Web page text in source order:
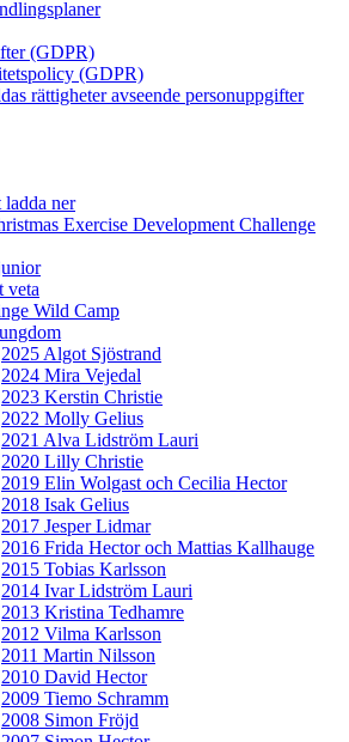
(GDPR)
(GDPR)
rättigheter avseende personuppgifter
ladda ner
Exercise Development Challenge
veta
Wild Camp
2025 Algot Sjöstrand
2024 Mira Vejedal
2023 Kerstin Christie
2022 Molly Gelius
2021 Alva Lidström Lauri
2020 Lilly Christie
2019 Elin Wolgast och Cecilia Hector
2018 Isak Gelius
2017 Jesper Lidmar
2016 Frida Hector och Mattias Kallhauge
2015 Tobias Karlsson
2014 Ivar Lidström Lauri
2013 Kristina Tedhamre
2012 Vilma Karlsson
2011 Martin Nilsson
2010 David Hector
2009 Tiemo Schramm
2008 Simon Fröjd